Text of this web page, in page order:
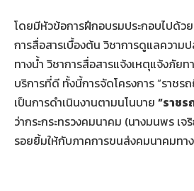
โดยมีหัวข้อการฝึกอบรมประกอบไปด้ว
การสื่อสารเบื้องต้น วิชาการดูแลความ
ทางน้ำ วิชาการสื่อสารแจ้งเหตุแจ้งภัยท
บริการที่ดี ทั้งนี้การจัดโครงการ “ราชร
เป็นการดำเนินงานตามนโนบาย “ราชร
ว่ากระกระทรวงคมนาคม (นางมนพร เ
รอยยิ้มให้กับภาคการขนส่งคมนาคมทา